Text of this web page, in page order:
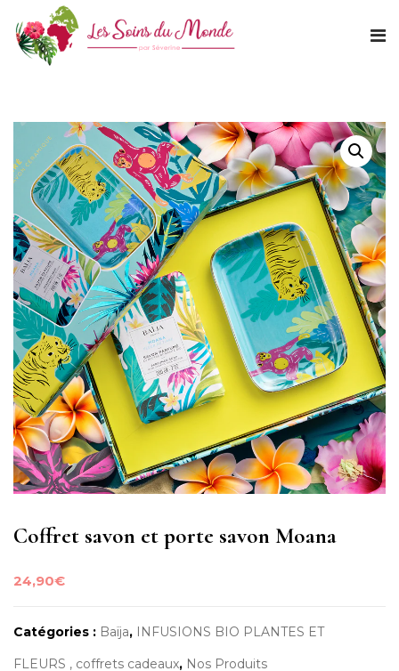
Coffret savon et porte savon Moana
24,90€
Catégories : Baïja, INFUSIONS BIO PLANTES ET
FLEURS , coffrets cadeaux, Nos Produits